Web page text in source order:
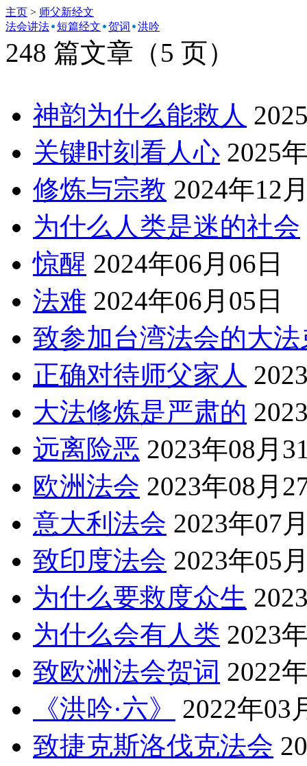
主页 > 师父新经文
法会讲法
短篇经文 贺词 洪吟
248 篇文章（5 页）
神韵为什么能救人
关键时刻看人心 2025
修炼与宗教 2024年12
为什么人类是迷的社会
惊醒 2024年06月06日
法难 2024年06月05日
致参加台湾法会的大法
正确对待师父家人
大法修炼是严肃的
远离险恶 2023年08月
欧洲法会 2023年08月
意大利法会 2023年07
致印度法会 2023年05
为什么要救度众生
为什么会有人类 2023
致欧洲法会贺词 2022
《洪吟·六》
2022年03
致捷克斯洛伐克法会